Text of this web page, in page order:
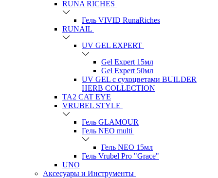
RUNA RICHES
Гель VIVID RunaRiches
RUNAIL
UV GEL EXPERT
Gel Expert 15мл
Gel Expert 50мл
UV GEL с сухоцветами BUILDER
HERB COLLECTION
TA2 CAT EYE
VRUBEL STYLE
Гель GLAMOUR
Гель NEO multi
Гель NEO 15мл
Гель Vrubel Pro "Grace"
UNO
Аксесуары и Инструменты